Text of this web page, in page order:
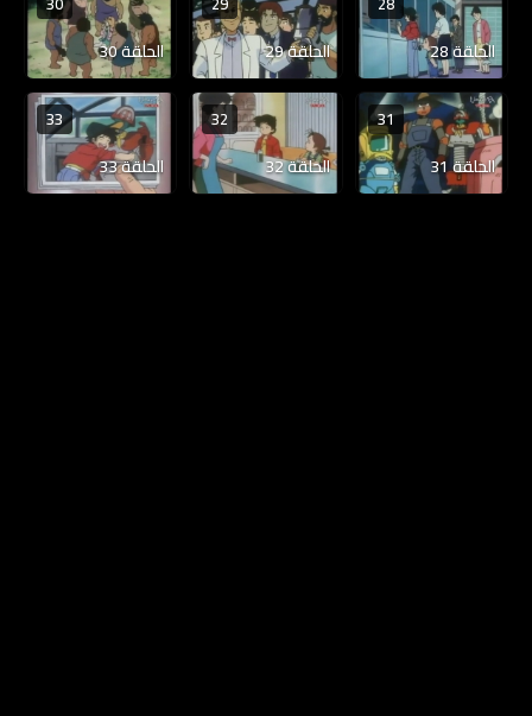
الحلقة 28 الحلقة 29 الحلقة 30
31
الحلقة 31
32
الحلقة 32
33
الحلقة 33